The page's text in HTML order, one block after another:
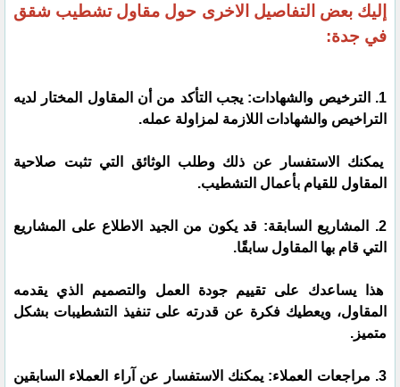
إليك بعض التفاصيل الاخرى حول مقاول تشطيب شقق
في جدة:
1. الترخيص والشهادات: يجب التأكد من أن المقاول المختار لديه
التراخيص والشهادات اللازمة لمزاولة عمله.
يمكنك الاستفسار عن ذلك وطلب الوثائق التي تثبت صلاحية
المقاول للقيام بأعمال التشطيب.
2. المشاريع السابقة: قد يكون من الجيد الاطلاع على المشاريع
التي قام بها المقاول سابقًا.
هذا يساعدك على تقييم جودة العمل والتصميم الذي يقدمه
المقاول، ويعطيك فكرة عن قدرته على تنفيذ التشطيبات بشكل
متميز.
3. مراجعات العملاء: يمكنك الاستفسار عن آراء العملاء السابقين